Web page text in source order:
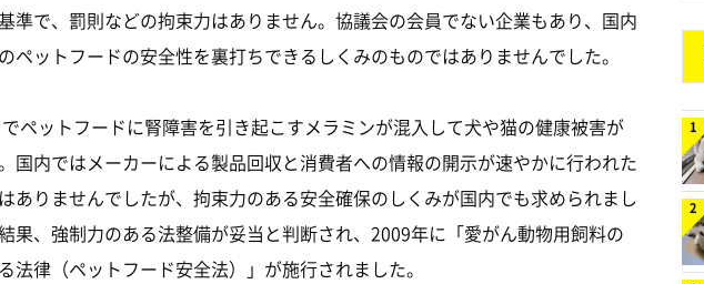
準で、罰則などの拘束力はありません。協議会の会員でない企業もあり、国内
ペットフードの安全性を裏打ちできるしくみのものではありませんでした。
ペットフードに腎障害を引き起こすメラミンが混入して犬や猫の健康被害が
国内ではメーカーによる製品回収と消費者への情報の開示が速やかに行われた
ありませんでしたが、拘束力のある安全確保のしくみが国内でも求められまし
果、強制力のある法整備が妥当と判断され、2009年に「愛がん動物用飼料の
法律（ペットフード安全法）」が施行されました。